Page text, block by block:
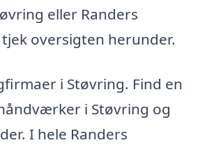
eller Randers
oversigten herunder.
i Støvring. Find en
i Støvring og
I hele Randers